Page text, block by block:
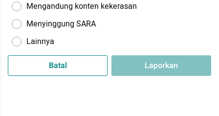
Mengandung konten kekerasan
Menyinggung SARA
Lainnya
Batal Laporkan